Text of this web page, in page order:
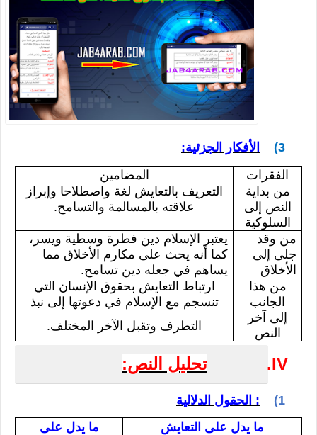
3)
الأفكار الجزئية:
الفقرات
المضامين
من بداية
النص إلى
السلوكية
التعريف بالتعايش لغة واصطلاحا وإبراز
علاقته بالمسالمة والتسامح.
من وقد
جلى إلى
الأخلاق
يعتبر الإسلام دين فطرة وسطية ويسر،
كما أنه يحث على مكارم الأخلاق مما
يساهم في جعله دين تسامح.
من هذا
الجانب
إلى آخر
النص
ارتباط التعايش بحقوق الإنسان التي
تنسجم مع الإسلام في دعوتها إلى نبذ
التطرف وتقبل الآخر المختلف.
IV. تحليل النص:
1)
الحقول الدلالية :
ما يدل على التعايش
ما يدل على